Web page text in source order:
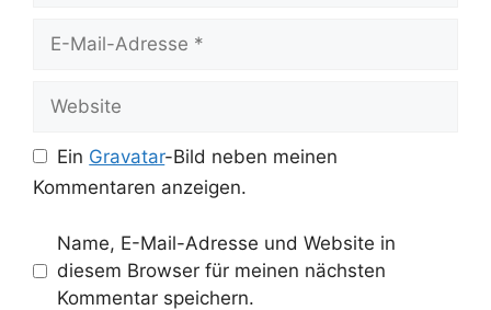
Website
Ein Gravatar-Bild neben meinen
Kommentaren anzeigen.
Name, E-Mail-Adresse und Website in
diesem Browser für meinen nächsten
Kommentar speichern.